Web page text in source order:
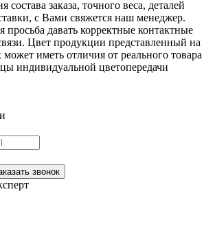
состава заказа, точного веса, деталей
с Вами свяжется наш менеджер.
просьба давать корректные контактные
Цвет продукции представленный на
иметь отличия от реального товара
индивидуальной цветопередачи
звонок